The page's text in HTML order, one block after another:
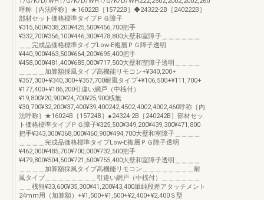
呼称［内法呼称］★16022B［15722B］◆24322-2B［240222B］
部材セット価格標準タイプＰＧ障子
¥315,600¥338,200¥425,500¥456,700把手
¥332,700¥356,100¥446,300¥478,800大壁和室障子＿＿＿＿＿＿
＿＿完成品価格標準タイプLow-E複層ＰＧ障子透明
¥440,900¥463,500¥664,200¥695,400把手
¥458,000¥481,400¥685,000¥717,500大壁和室障子透明＿＿＿＿
＿＿＿＿加算額採風タイプ高機能リモコン+¥340,200+
¥357,300+¥340,300+¥357,700耐風タイプ+¥106,500+¥111,700+
¥177,400+¥186,200引違い網戸（中桟付）
¥19,800¥20,900¥24,700¥25,900桟無
¥30,700¥32,200¥37,400¥39,400242,4502,4002,4002,460呼称［内
法呼称］★16024B［15724B］●24324-2B［240242B］部材セッ
ト価格標準タイプＰＧ障子¥325,500¥349,200¥439,300¥471,800
把手¥343,300¥368,000¥460,900¥494,700大壁和室障子＿＿＿＿
＿＿＿＿完成品価格標準タイプLow-E複層ＰＧ障子透明
¥462,000¥485,700¥700,000¥732,500把手
¥479,800¥504,500¥721,600¥755,400大壁和室障子透明＿＿＿＿
＿＿＿＿加算額採風タイプ高機能リモコン＿＿＿＿＿＿＿＿耐
風タイプ＿＿＿＿＿＿＿＿引違い網戸（中桟付）＿＿＿＿＿＿
＿＿桟無¥33,600¥35,300¥41,200¥43,400単純段差アタッチメント
24mm用（加算額）+¥1,500+¥1,500+¥2,400+¥2,400Ｓ型